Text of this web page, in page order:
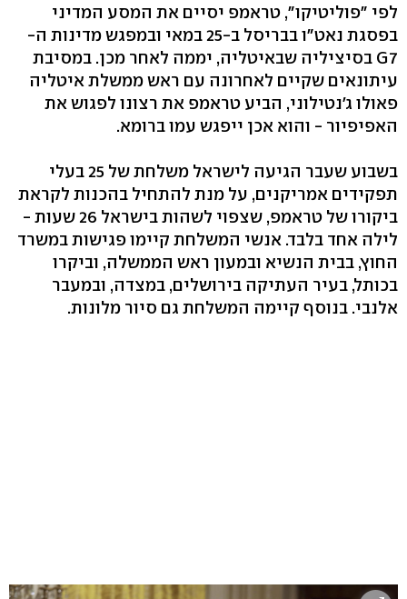
לפי "פוליטיקו", טראמפ יסיים את המסע המדיני
בפסגת נאט"ו בבריסל ב-25 במאי ובמפגש מדינות ה-
G7 בסיציליה שבאיטליה, יממה לאחר מכן. במסיבת
עיתונאים שקיים לאחרונה עם ראש ממשלת איטליה
פאולו ג'נטילוני, הביע טראמפ את רצונו לפגוש את
האפיפיור - והוא אכן ייפגש עמו ברומא.
בשבוע שעבר הגיעה לישראל משלחת של 25 בעלי
תפקידים אמריקנים, על מנת להתחיל בהכנות לקראת
ביקורו של טראמפ, שצפוי לשהות בישראל 26 שעות -
לילה אחד בלבד. אנשי המשלחת קיימו פגישות במשרד
החוץ, בבית הנשיא ובמעון ראש הממשלה, וביקרו
בכותל, בעיר העתיקה בירושלים, במצדה, ובמעבר
אלנבי. בנוסף קיימה המשלחת גם סיור מלונות.